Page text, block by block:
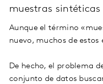
muestras sintéticas
Aunque el término
nuevo, muchos de
De hecho, el problema
conjunto de datos